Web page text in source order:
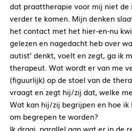
dat praattherapie voor mij niet de
verder te komen. Mijn denken
het contact met het hier-en-nu
gelezen en nagedacht heb over
autist’ denkt, voelt en zegt, ga ik
therapeut. Wat wordt er van me
(figuurlijk) op de stoel van de
vraagt en zegt hij/zij dat, welke
Wat kan hij/zij begrijpen en hoe
om begrepen te worden?
Ik draai, parallel aan wat er in de